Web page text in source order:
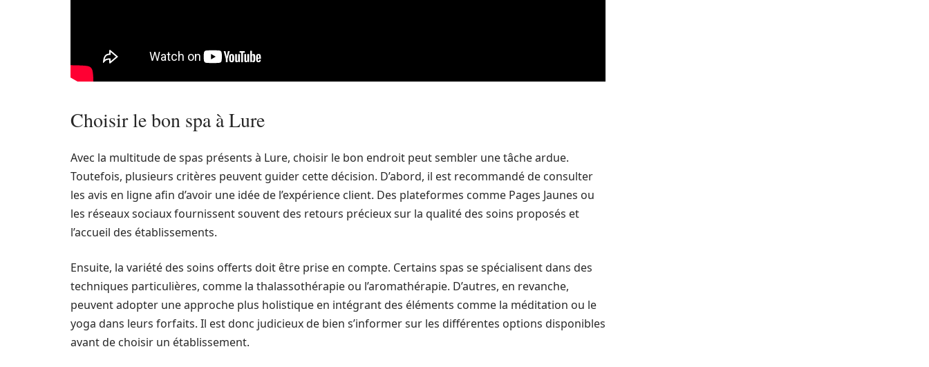
Choisir le bon spa à Lure
Avec la multitude de spas présents à Lure, choisir le bon endroit peut sembler une tâche ardue.
Toutefois, plusieurs critères peuvent guider cette décision. D’abord, il est recommandé de consulter
les avis en ligne afin d’avoir une idée de l’expérience client. Des plateformes comme Pages Jaunes ou
les réseaux sociaux fournissent souvent des retours précieux sur la qualité des soins proposés et
l’accueil des établissements.
Ensuite, la variété des soins offerts doit être prise en compte. Certains spas se spécialisent dans des
techniques particulières, comme la thalassothérapie ou l’aromathérapie. D’autres, en revanche,
peuvent adopter une approche plus holistique en intégrant des éléments comme la méditation ou le
yoga dans leurs forfaits. Il est donc judicieux de bien s’informer sur les différentes options disponibles
avant de choisir un établissement.